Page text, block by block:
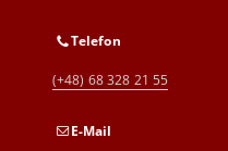
Telefon
(+48) 68 328 21 55
E-Mail